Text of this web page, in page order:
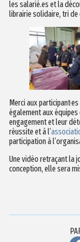
les salarié.es et la
librairie solidaire, tri
Merci aux
également aux équipes
engagement et leur
réussite et à l’
participation à
Une vidéo retraçant la
conception, elle sera